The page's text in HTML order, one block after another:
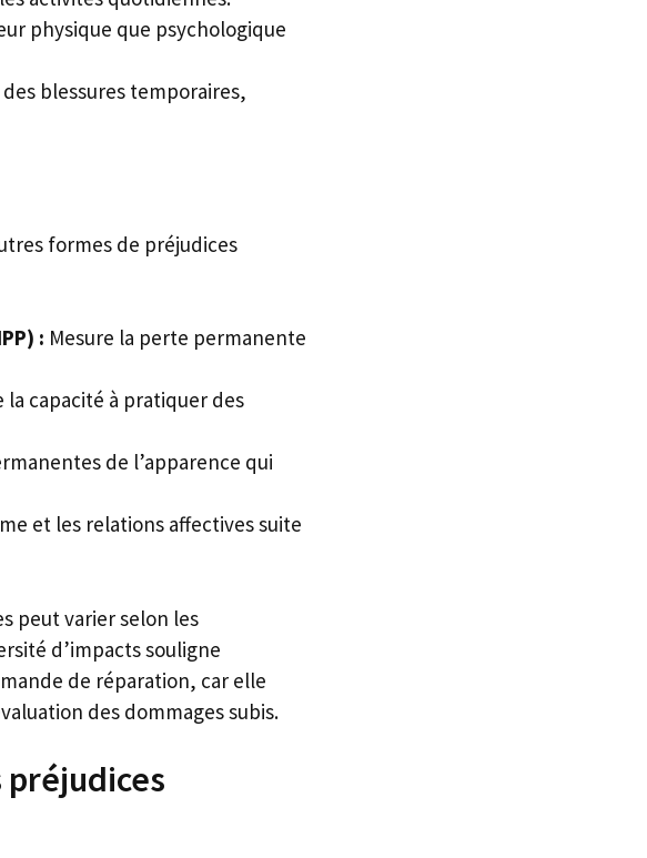
physique que psychologique
blessures temporaires,
formes de préjudices
: Mesure la perte permanente
capacité à pratiquer des
de l’apparence qui
et les relations affectives suite
peut varier selon les
d’impacts souligne
de réparation, car elle
des dommages subis.
préjudices